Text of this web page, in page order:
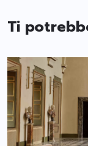
Ti